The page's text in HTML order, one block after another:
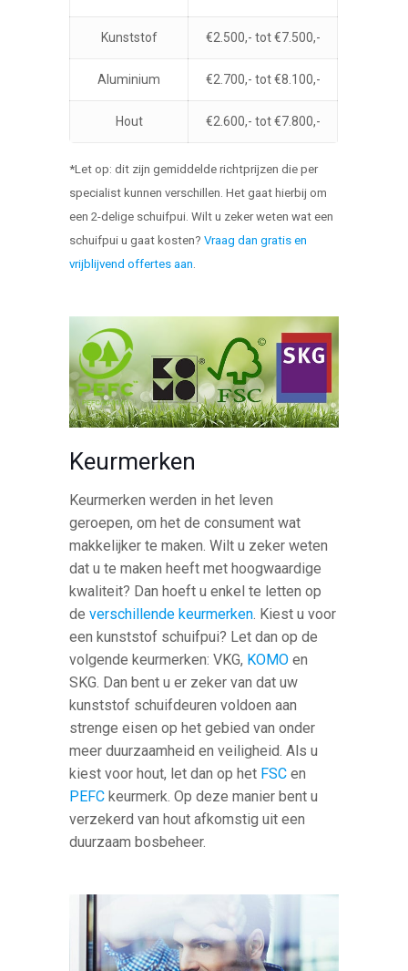
Kunststof €2.500,- tot €7.500,-
Aluminium €2.700,- tot €8.100,-
Hout €2.600,- tot €7.800,-
*Let op: dit zijn gemiddelde richtprijzen die per
specialist kunnen verschillen. Het gaat hierbij om
een 2-delige schuifpui. Wilt u zeker weten wat een
schuifpui u gaat kosten?Vraag dan gratis en
vrijblijvend offertes aan
Keurmerken
Keurmerken werden in het leven
geroepen, om het de consument wat
makkelijker te maken. Wilt u zeker weten
dat u te maken heeft met hoogwaardige
kwaliteit? Dan hoeft u enkel te letten op
deverschillende keurmerken. Kiest u voor
een kunststof schuifpui? Let dan op de
volgende keurmerken: VKG, KOMO en
SKG. Dan bent u er zeker van dat uw
kunststof schuifdeuren voldoen aan
strenge eisen op het gebied van onder
meer duurzaamheid en veiligheid. Als u
kiest voor hout, let dan op het FSC en
PEFC keurmerk. Op deze manier bent u
verzekerd van hout afkomstig uit een
duurzaam bosbeheer.